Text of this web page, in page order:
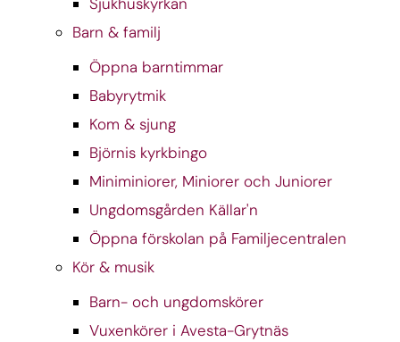
Barn & familj
Öppna barntimmar
Babyrytmik
Kom & sjung
Björnis kyrkbingo
Miniminiorer, Miniorer och Juniorer
Ungdomsgården Källar'n
Öppna förskolan på Familjecentralen
Kör & musik
Barn- och ungdomskörer
Vuxenkörer i Avesta-Grytnäs